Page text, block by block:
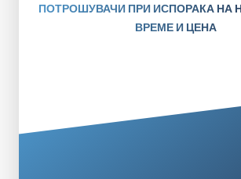
ПОТРОШУВАЧИ ПРИ ИСПОРАКА НА
ВРЕМЕ И ЦЕНА